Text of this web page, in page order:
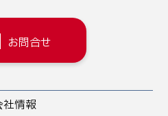
お問合せ
社情報